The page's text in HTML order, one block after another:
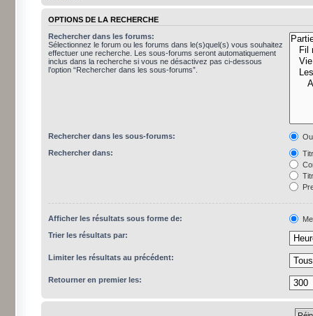
OPTIONS DE LA RECHERCHE
Rechercher dans les forums:
Sélectionnez le forum ou les forums dans le(s)quel(s) vous souhaitez
effectuer une recherche. Les sous-forums seront automatiquement
inclus dans la recherche si vous ne désactivez pas ci-dessous
l’option “Rechercher dans les sous-forums”.
Rechercher dans les sous-forums:
Rechercher dans:
Afficher les résultats sous forme de:
Trier les résultats par:
Limiter les résultats au précédent:
Retourner en premier les: